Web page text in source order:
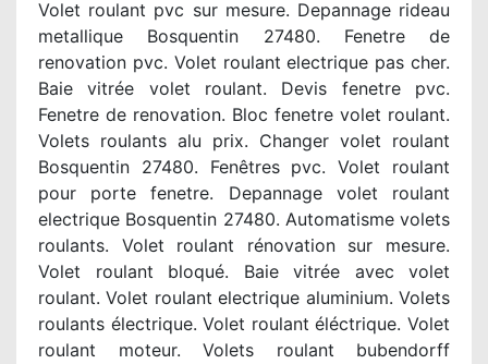
Volet roulant pvc sur mesure. Depannage rideau
metallique Bosquentin 27480. Fenetre de
renovation pvc. Volet roulant electrique pas cher.
Baie vitrée volet roulant. Devis fenetre pvc.
Fenetre de renovation. Bloc fenetre volet roulant.
Volets roulants alu prix. Changer volet roulant
Bosquentin 27480. Fenêtres pvc. Volet roulant
pour porte fenetre. Depannage volet roulant
electrique Bosquentin 27480. Automatisme volets
roulants. Volet roulant rénovation sur mesure.
Volet roulant bloqué. Baie vitrée avec volet
roulant. Volet roulant electrique aluminium. Volets
roulants électrique. Volet roulant éléctrique. Volet
roulant moteur. Volets roulant bubendorff